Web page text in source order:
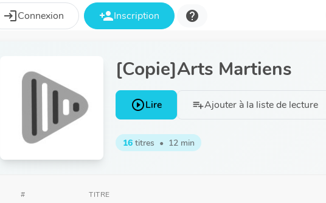
loginConnexion person_addInscription help
[Copie]Arts Martiens
play_circle_outlineLire playlist_addAjouter à la liste de lecture
16titres • 12 min
# TITRE